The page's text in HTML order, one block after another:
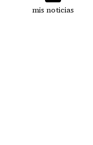
mis noticias